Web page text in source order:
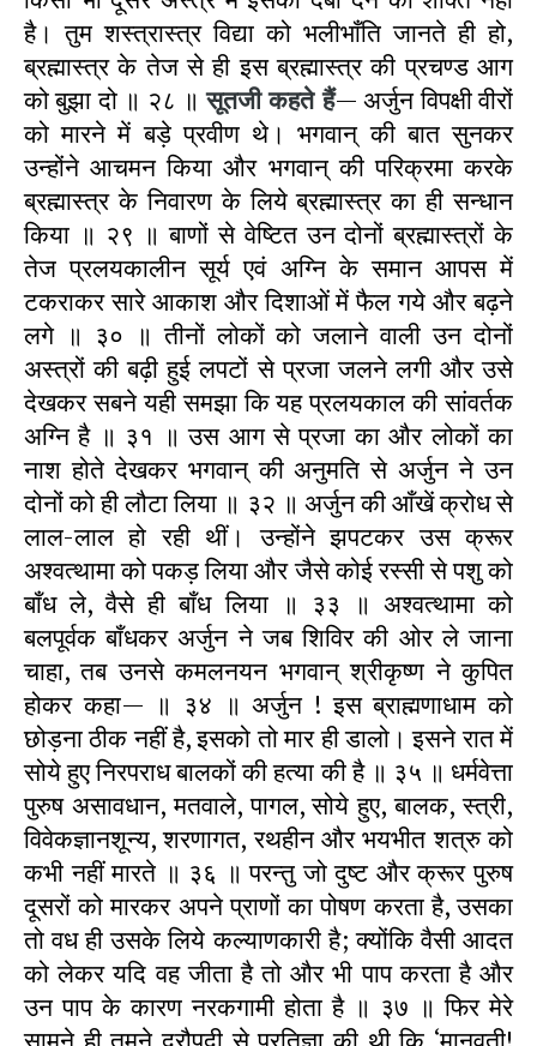
है। तुम शस्त्रास्त्र विद्या को भलीभाँति जानते ही हो,
ब्रह्मास्त्र के तेज से ही इस ब्रह्मास्त्र की प्रचण्ड आग
को बुझा दो ॥ २८ ॥सूतजी कहते हैं— अर्जुन विपक्षी वीरों
को मारने में बड़े प्रवीण थे। भगवान्‌ की बात सुनकर
उन्होंने आचमन किया और भगवान्‌ की परिक्रमा करके
ब्रह्मास्त्र के निवारण के लिये ब्रह्मास्त्र का ही सन्धान
किया ॥ २९ ॥ बाणों से वेष्टित उन दोनों ब्रह्मास्त्रों के
तेज प्रलयकालीन सूर्य एवं अग्नि के समान आपस में
टकराकर सारे आकाश और दिशाओं में फैल गये और बढ़ने
लगे ॥ ३० ॥ तीनों लोकों को जलाने वाली उन दोनों
अस्त्रों की बढ़ी हुई लपटों से प्रजा जलने लगी और उसे
देखकर सबने यही समझा कि यह प्रलयकाल की सांवर्तक
अग्नि है ॥ ३१ ॥ उस आग से प्रजा का और लोकों का
नाश होते देखकर भगवान्‌ की अनुमति से अर्जुन ने उन
दोनों को ही लौटा लिया ॥ ३२ ॥ अर्जुन की आँखें क्रोध से
लाल-लाल हो रही थीं। उन्होंने झपटकर उस क्रूर
अश्वत्थामा को पकड़ लिया और जैसे कोई रस्सी से पशु को
बाँध ले, वैसे ही बाँध लिया ॥ ३३ ॥ अश्वत्थामा को
बलपूर्वक बाँधकर अर्जुन ने जब शिविर की ओर ले जाना
चाहा, तब उनसे कमलनयन भगवान् श्रीकृष्ण ने कुपित
होकर कहा— ॥ ३४ ॥ अर्जुन ! इस ब्राह्मणाधाम को
छोड़ना ठीक नहीं है, इसको तो मार ही डालो। इसने रात में
सोये हुए निरपराध बालकों की हत्या की है ॥ ३५ ॥ धर्मवेत्ता
पुरुष असावधान, मतवाले, पागल, सोये हुए, बालक, स्त्री,
विवेकज्ञानशून्य, शरणागत, रथहीन और भयभीत शत्रु को
कभी नहीं मारते ॥ ३६ ॥ परन्तु जो दुष्ट और क्रूर पुरुष
दूसरों को मारकर अपने प्राणों का पोषण करता है, उसका
तो वध ही उसके लिये कल्याणकारी है; क्योंकि वैसी आदत
को लेकर यदि वह जीता है तो और भी पाप करता है और
उन पाप के कारण नरकगामी होता है ॥ ३७ ॥ फिर मेरे